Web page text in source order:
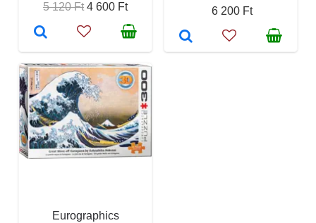
5 120 Ft 4 600 Ft
6 200 Ft
Eurographics